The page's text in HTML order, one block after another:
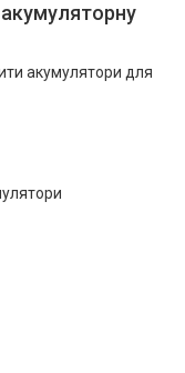
акумулятори для